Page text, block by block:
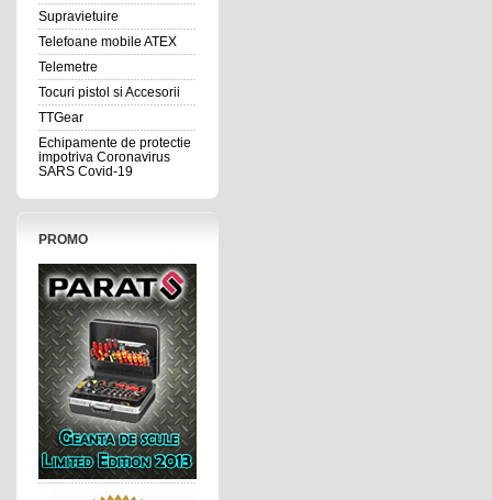
Supravietuire
Telefoane mobile ATEX
Telemetre
Tocuri pistol si Accesorii
TTGear
Echipamente de protectie
impotriva Coronavirus
SARS Covid-19
PROMO